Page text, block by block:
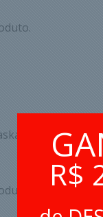
R$
1,0l branco eco